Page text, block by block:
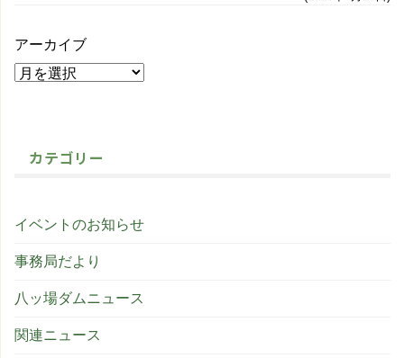
アーカイブ
カテゴリー
イベントのお知らせ
事務局だより
八ッ場ダムニュース
関連ニュース